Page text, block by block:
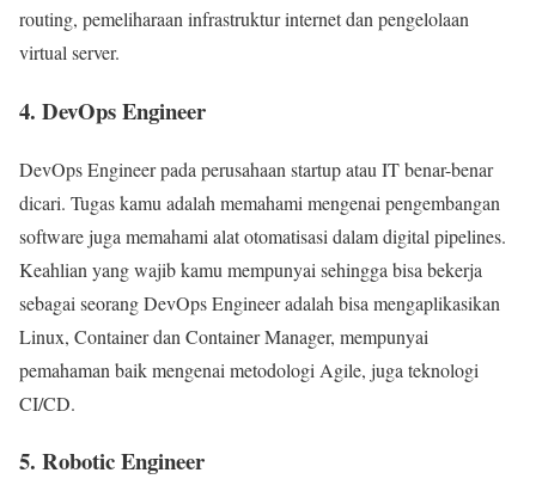
routing, pemeliharaan infrastruktur internet dan pengelolaan
virtual server.
4. DevOps Engineer
DevOps Engineer pada perusahaan startup atau IT benar-benar
dicari. Tugas kamu adalah memahami mengenai pengembangan
software juga memahami alat otomatisasi dalam digital pipelines.
Keahlian yang wajib kamu mempunyai sehingga bisa bekerja
sebagai seorang DevOps Engineer adalah bisa mengaplikasikan
Linux, Container dan Container Manager, mempunyai
pemahaman baik mengenai metodologi Agile, juga teknologi
CI/CD.
5. Robotic Engineer